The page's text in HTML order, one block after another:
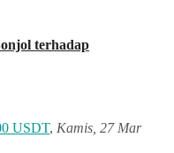
terhadap
USDT, Kamis, 27 Mar